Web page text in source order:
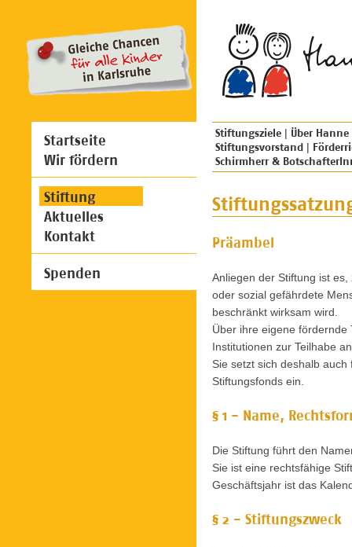
Startseite
Wir fördern
Stiftung
Aktuelles
Kontakt
Spenden
Stiftungsziele | Über
Stiftungsvorstand |
Schirmherr &
Präambel
Anliegen der Stiftung ist
oder sozial gefährdete
beschränkt wirksam wird.
Über ihre eigene
Institutionen zur Teilhabe
Sie setzt sich deshalb
Stiftungsfonds ein.
§ 1 - Name,
Die Stiftung führt den
Sie ist eine rechtsfähige
Geschäftsjahr ist das
§ 2 - Stiftungszweck